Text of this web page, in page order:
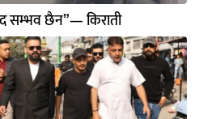
सम्भव छैन”— किराती